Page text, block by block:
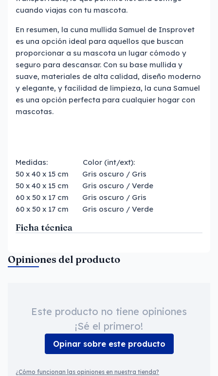
cuando viajas con tu mascota.
En resumen, la cuna mullida Samuel de Insprovet
es una opción ideal para aquellos que buscan
proporcionar a su mascota un lugar cómodo y
seguro para descansar. Con su base mullida y
suave, materiales de alta calidad, diseño moderno
y elegante, y facilidad de limpieza, la cuna Samuel
es una opción perfecta para cualquier hogar con
mascotas.
Medidas: Color (int/ext):
50 x 40 x 15 cm Gris oscuro / Gris
50 x 40 x 15 cm Gris oscuro / Verde
60 x 50 x 17 cm Gris oscuro / Gris
60 x 50 x 17 cm Gris oscuro / Verde
Ficha técnica
Opiniones del producto
Este producto no tiene opiniones
¡Sé el primero!
Opinar sobre este producto
¿Cómo funcionan las opiniones en nuestra tienda?